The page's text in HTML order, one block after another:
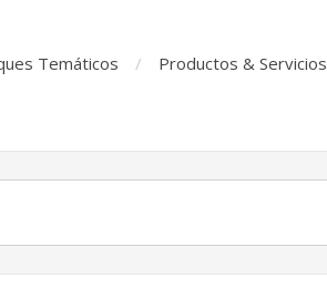
Temáticos Productos & Servicios